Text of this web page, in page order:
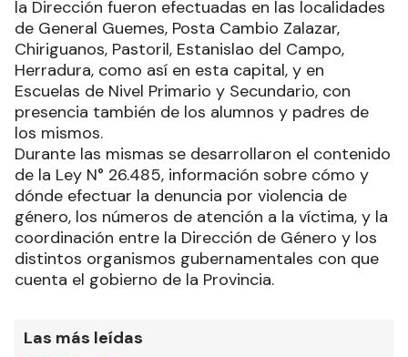
la Dirección fueron efectuadas en las localidades
de General Guemes, Posta Cambio Zalazar,
Chiriguanos, Pastoril, Estanislao del Campo,
Herradura, como así en esta capital, y en
Escuelas de Nivel Primario y Secundario, con
presencia también de los alumnos y padres de
los mismos.
Durante las mismas se desarrollaron el contenido
de la Ley N° 26.485, información sobre cómo y
dónde efectuar la denuncia por violencia de
género, los números de atención a la víctima, y la
coordinación entre la Dirección de Género y los
distintos organismos gubernamentales con que
cuenta el gobierno de la Provincia.
Las más leídas